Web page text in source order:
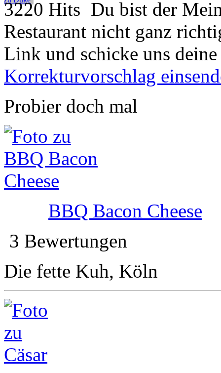
3220 Hits Du bist der
Restaurant nicht ganz
Link und schicke uns
Korrekturvorschlag
Probier doch mal
BBQ Bacon Cheese
3 Bewertungen
Die fette Kuh, Köln